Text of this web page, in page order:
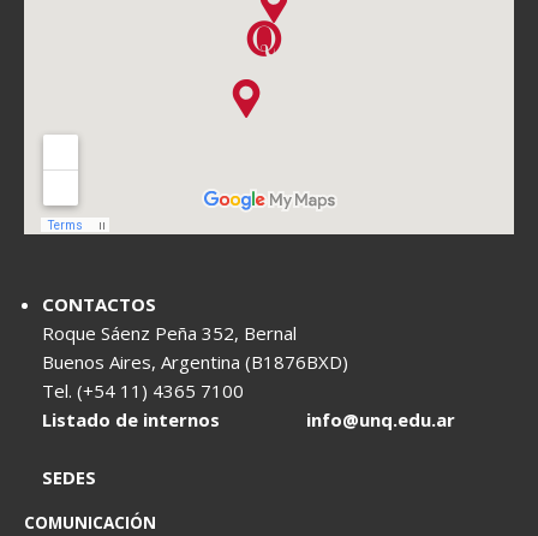
CONTACTOS
Roque Sáenz Peña 352, Bernal
Buenos Aires, Argentina (B1876BXD)
Tel. (+54 11) 4365 7100
Listado de internos
info@unq.edu.ar
SEDES
COMUNICACIÓN